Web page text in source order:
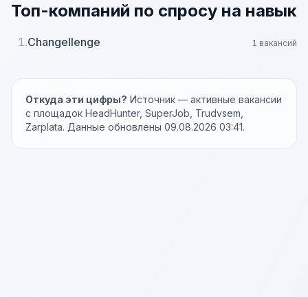
Топ-компаний по спросу на навык
1.Changellenge 1 вакансий
Откуда эти цифры? Источник — активные вакансии
с площадок HeadHunter, SuperJob, Trudvsem,
Zarplata. Данные обновлены 09.08.2026 03:41.